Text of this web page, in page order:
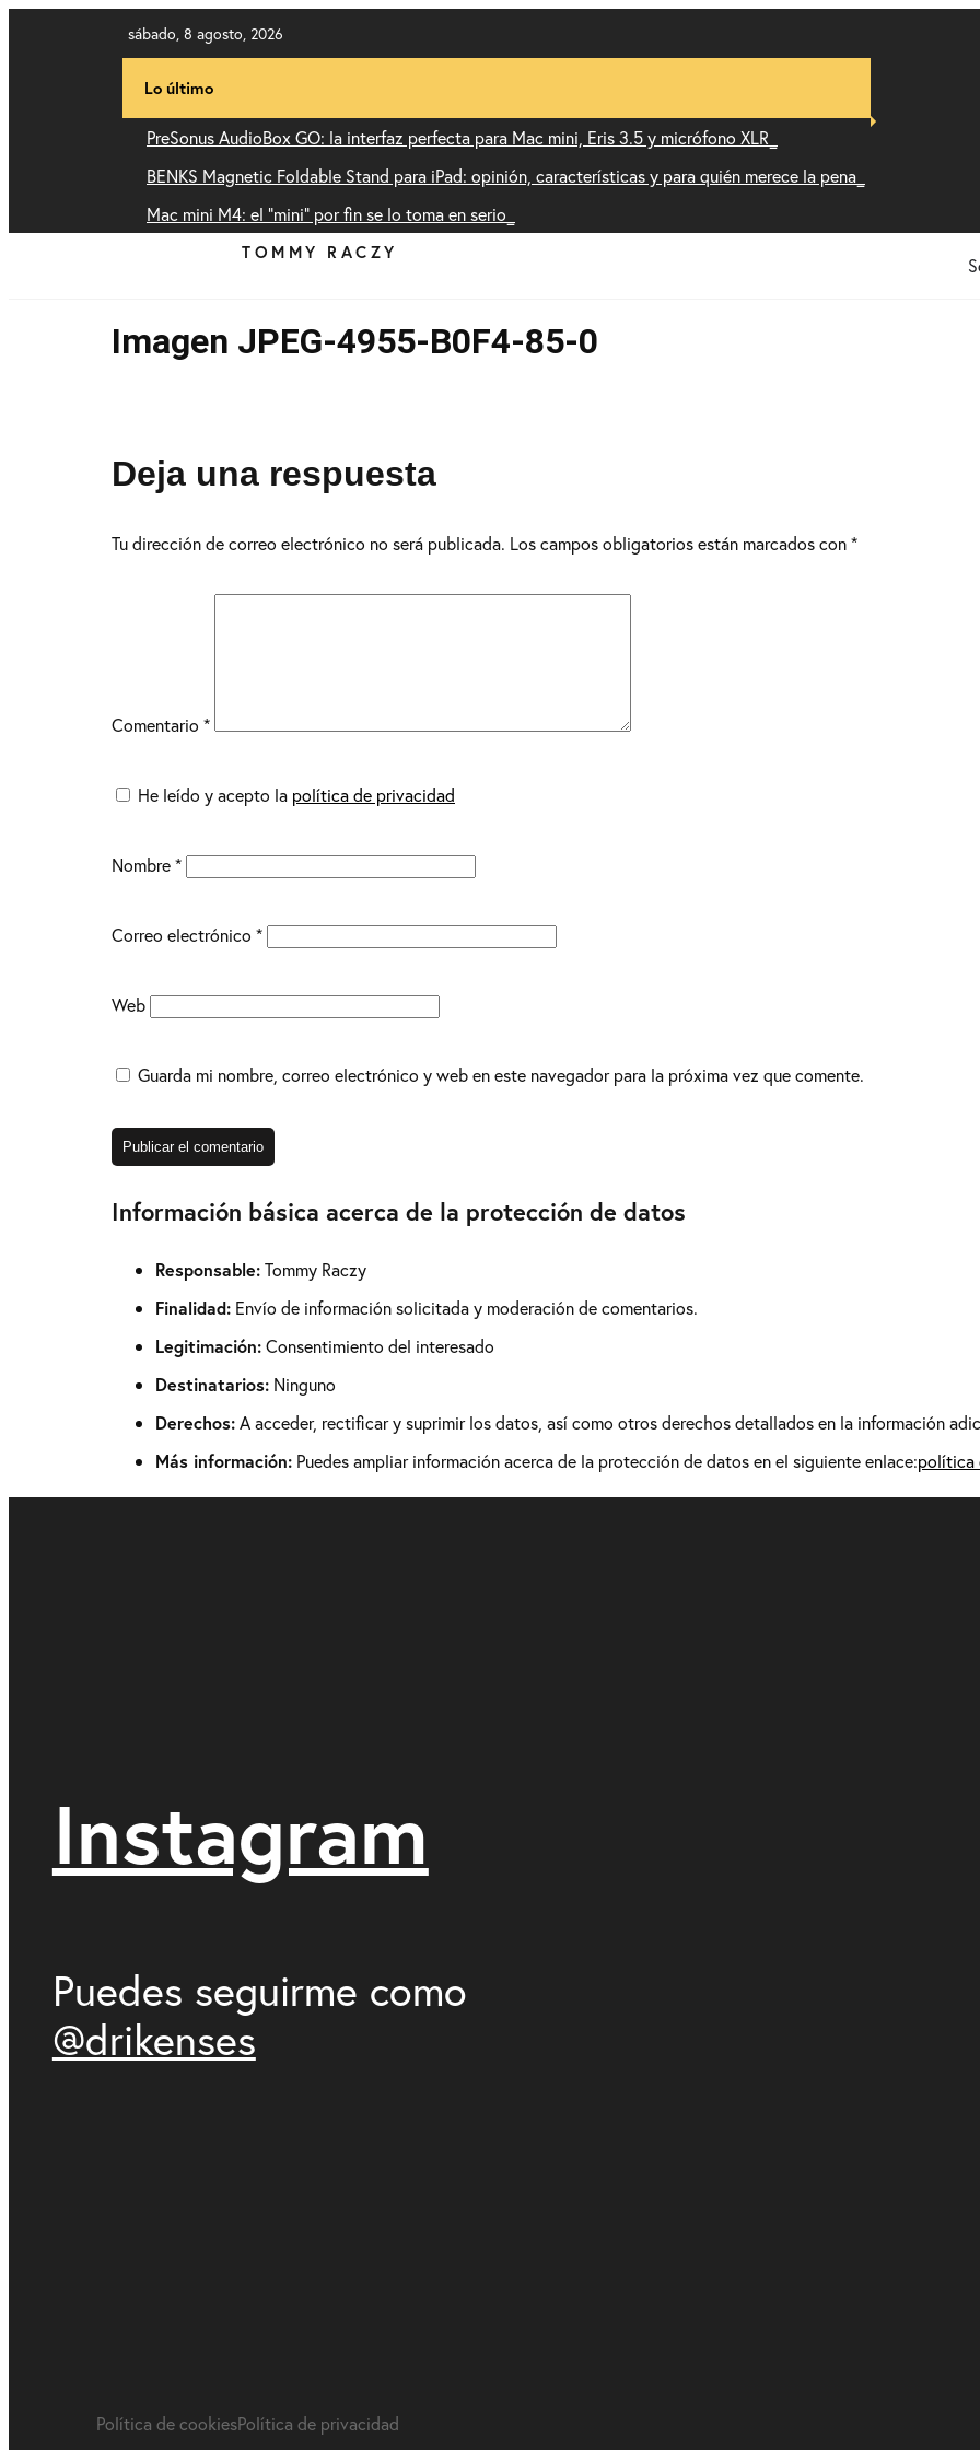
sábado, 8 agosto, 2026
Lo último
PreSonus AudioBox GO: la interfaz perfecta para Mac mini, Eris 3.5 y micrófono XLR
BENKS Magnetic Foldable Stand para iPad: opinión, características y para quién merece la pena
Mac mini M4: el “mini” por fin se lo toma en serio
TOMMY RACZY
Imagen JPEG-4955-B0F4-85-0
Deja una respuesta
Tu dirección de correo electrónico no será publicada. Los campos obligatorios están marcados con*
Comentario *
He leído y acepto la política de privacidad
Nombre*
Correo electrónico *
Web
Guarda mi nombre, correo electrónico y web en este navegador para la próxima vez que comente.
Información básica acerca de la protección de datos
Responsable:Tommy Raczy
Finalidad: Envío de información solicitada y moderación de comentarios.
Legitimación:Consentimiento del interesado
Destinatarios: Ninguno
Derechos:A acceder, rectificar y suprimir los datos, así como otros derechos detallados en la información
Más información: Puedes ampliar información acerca de la protección de datos en el siguiente enlace:política
Instagram
Puedes seguirme como
@drikenses
Política de cookiesPolítica de privacidad